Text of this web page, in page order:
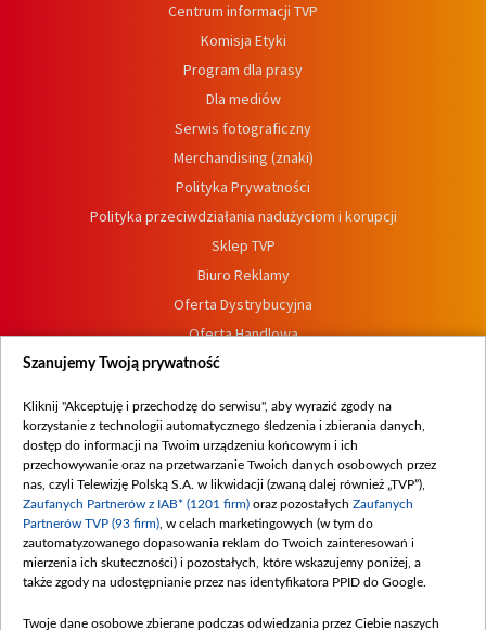
Centrum informacji TVP
Komisja Etyki
Program dla prasy
Dla mediów
Serwis fotograficzny
Merchandising (znaki)
Polityka Prywatności
Polityka przeciwdziałania nadużyciom i korupcji
Sklep TVP
Biuro Reklamy
Oferta Dystrybucyjna
Oferta Handlowa
Dostępność
Procedura zgłoszeń wewnętrznych
Szanujemy Twoją prywatność
Kliknij "Akceptuję i przechodzę do serwisu", aby wyrazić zgody na
korzystanie z technologii automatycznego śledzenia i zbierania danych,
dostęp do informacji na Twoim urządzeniu końcowym i ich
przechowywanie oraz na przetwarzanie Twoich danych osobowych przez
nas, czyli Telewizję Polską S.A. w likwidacji (zwaną dalej również „TVP”),
Zaufanych Partnerów z IAB* (1201 firm) oraz pozostałych Zaufanych
Partnerów TVP (93 firm) , w celach marketingowych (w tym do
zautomatyzowanego dopasowania reklam do Twoich zainteresowań i
mierzenia ich skuteczności) i pozostałych, które wskazujemy poniżej, a
także zgody na udostępnianie przez nas identyfikatora PPID do Google.
Twoje dane osobowe zbierane podczas odwiedzania przez Ciebie naszych